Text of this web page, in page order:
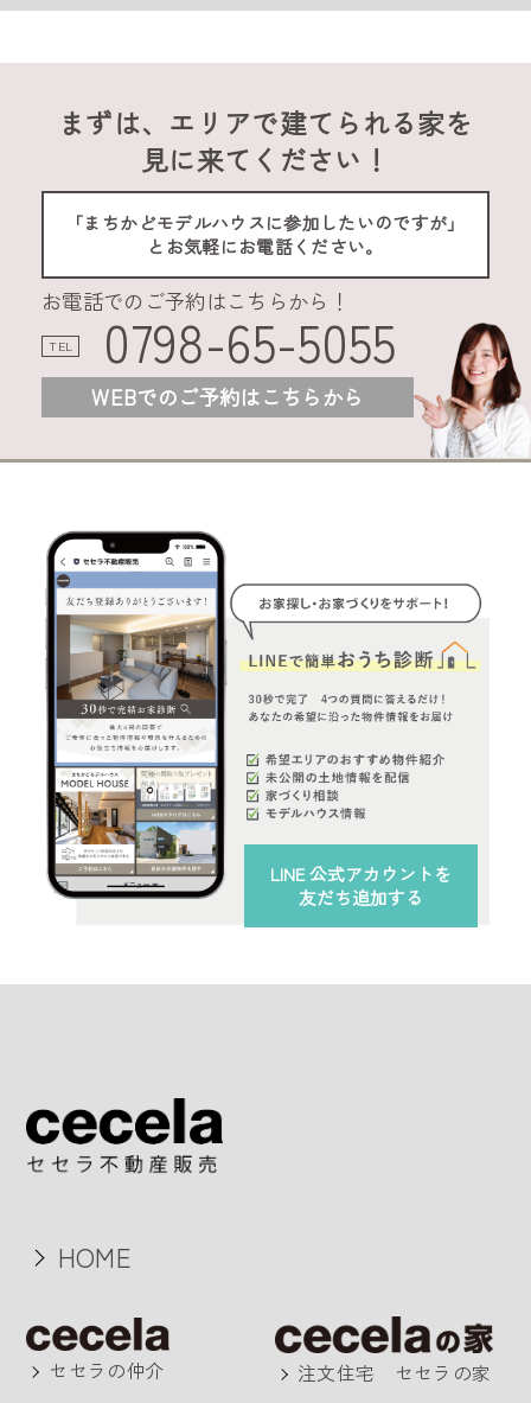
まずは、エリアで建てられる家を
見に来てください！
「まちかどモデルハウスに参加したいのですが」
とお気軽にお電話ください。
お電話でのご予約はこちらから！
TEL 0798-65-5055
WEBでのご予約はこちらから
LINE 公式アカウントを
友だち追加する
HOME
セセラの仲介 注文住宅 セセラの家